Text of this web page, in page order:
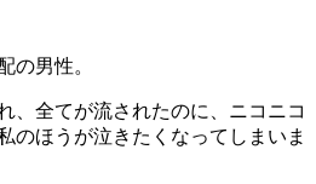
の男性。
、全てが流されたのに、ニコニコ
のほうが泣きたくなってしまいま